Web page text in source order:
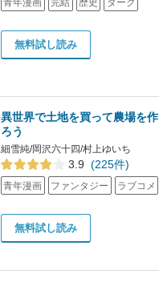
無料試し読み
異世界で土地を買って農場を作
ろう
細雪純/岡沢六十四/村上ゆいち
3.9 (225件)
青年漫画 ファンタジー ラブコメ
無料試し読み